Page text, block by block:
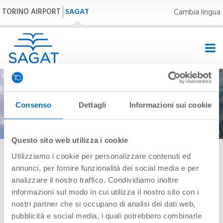
Consenso Dettagli Informazioni sui cookie
Questo sito web utilizza i cookie
Utilizziamo i cookie per personalizzare contenuti ed
annunci, per fornire funzionalità dei social media e per
analizzare il nostro traffico. Condividiamo inoltre
informazioni sul modo in cui utilizza il nostro sito con i
nostri partner che si occupano di analisi dei dati web,
pubblicità e social media, i quali potrebbero combinarle
TORINO AIRPORT SAGAT Cambia lingua
26,0°C | 78,8°F
Homepage Sagat-Torino Airport » Press area » News and
press release » News